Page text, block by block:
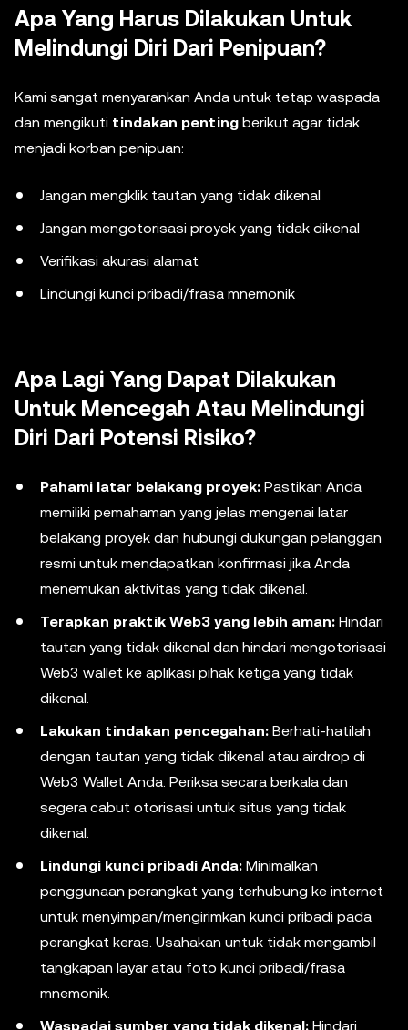
Apa Yang Harus Dilakukan Untuk
Melindungi Diri Dari Penipuan?
Kami sangat menyarankan Anda untuk tetap waspada
dan mengikuti tindakan penting berikut agar tidak
menjadi korban penipuan:
Jangan mengklik tautan yang tidak dikenal
Jangan mengotorisasi proyek yang tidak dikenal
Verifikasi akurasi alamat
Lindungi kunci pribadi/frasa mnemonik
Apa Lagi Yang Dapat Dilakukan
Untuk Mencegah Atau Melindungi
Diri Dari Potensi Risiko?
Pahami latar belakang proyek: Pastikan Anda
memiliki pemahaman yang jelas mengenai latar
belakang proyek dan hubungi dukungan pelanggan
resmi untuk mendapatkan konfirmasi jika Anda
menemukan aktivitas yang tidak dikenal.
Terapkan praktik Web3 yang lebih aman: Hindari
tautan yang tidak dikenal dan hindari mengotorisasi
Web3 wallet ke aplikasi pihak ketiga yang tidak
dikenal.
Lakukan tindakan pencegahan: Berhati-hatilah
dengan tautan yang tidak dikenal atau airdrop di
Web3 Wallet Anda. Periksa secara berkala dan
segera cabut otorisasi untuk situs yang tidak
dikenal.
Lindungi kunci pribadi Anda: Minimalkan
penggunaan perangkat yang terhubung ke internet
untuk menyimpan/mengirimkan kunci pribadi pada
perangkat keras. Usahakan untuk tidak mengambil
tangkapan layar atau foto kunci pribadi/frasa
mnemonik.
Waspadai sumber yang tidak dikenal: Hindari